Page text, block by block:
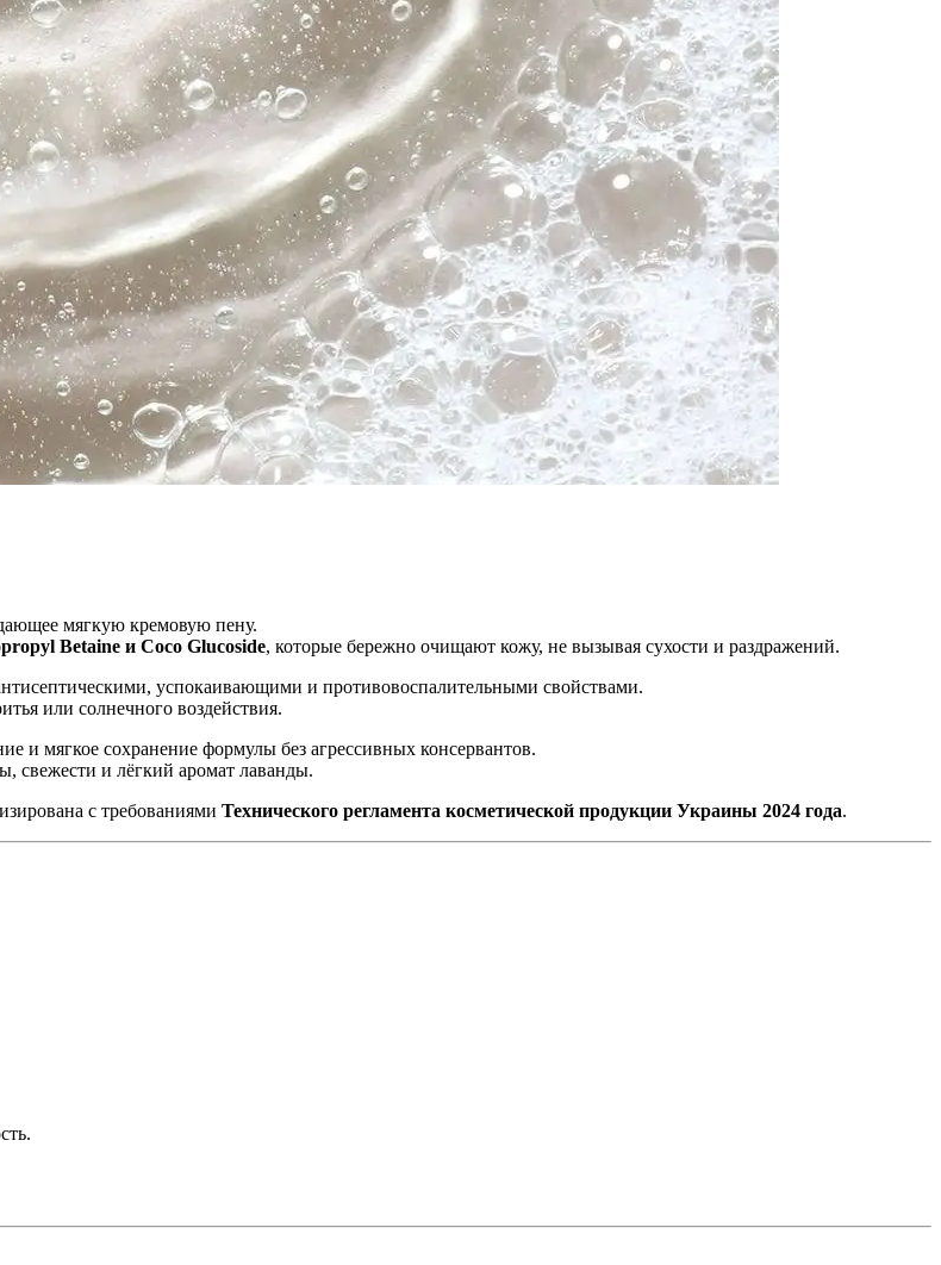
мягкую кремовую пену.
Betaine и Coco Glucoside, которые бережно очищают кожу, не вызывая сухости и раздражений.
успокаивающими и противовоспалительными свойствами.
или солнечного воздействия.
и мягкое сохранение формулы без агрессивных консервантов.
свежести и лёгкий аромат лаванды.
с требованиями Технического регламента косметической продукции Украины 2024 года.